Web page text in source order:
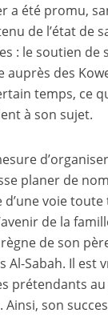
a été promu,
de l’état de
: le soutien
des
temps, ce
à son sujet.
planer de
d’une voie
de la
de son
Sabah. Il est
prétendants
Ainsi, son